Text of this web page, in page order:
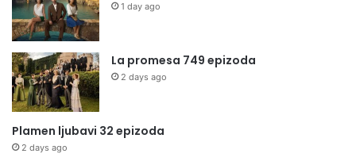
1 day ago
La promesa 749 epizoda
2 days ago
Plamen ljubavi 32 epizoda
2 days ago